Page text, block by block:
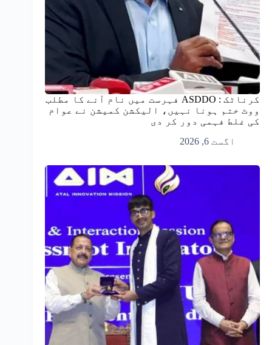
کرناٹک : ASDDO فہرست میں نام آنے کا مطلب
ووٹ ختم ہونا نہیں، الیکشن کمیشن نے عوام
کی غلط فہمی دور کر دی
اگست 6, 2026